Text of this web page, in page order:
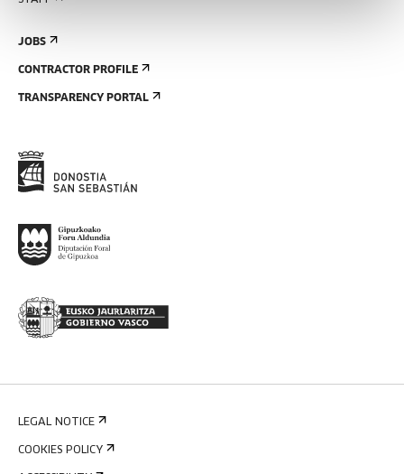
JOBS
CONTRACTOR PROFILE
TRANSPARENCY PORTAL
LEGAL NOTICE
COOKIES POLICY